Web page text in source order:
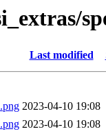
Last modified
2023-04-10 19:08
2023-04-10 19:08